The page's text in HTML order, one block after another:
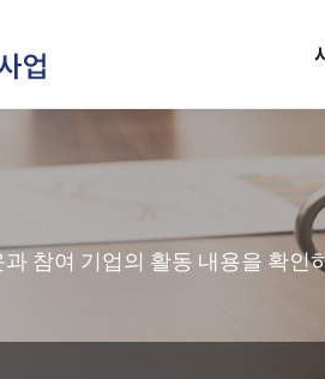
참여 기업의 활동 내용을 확인